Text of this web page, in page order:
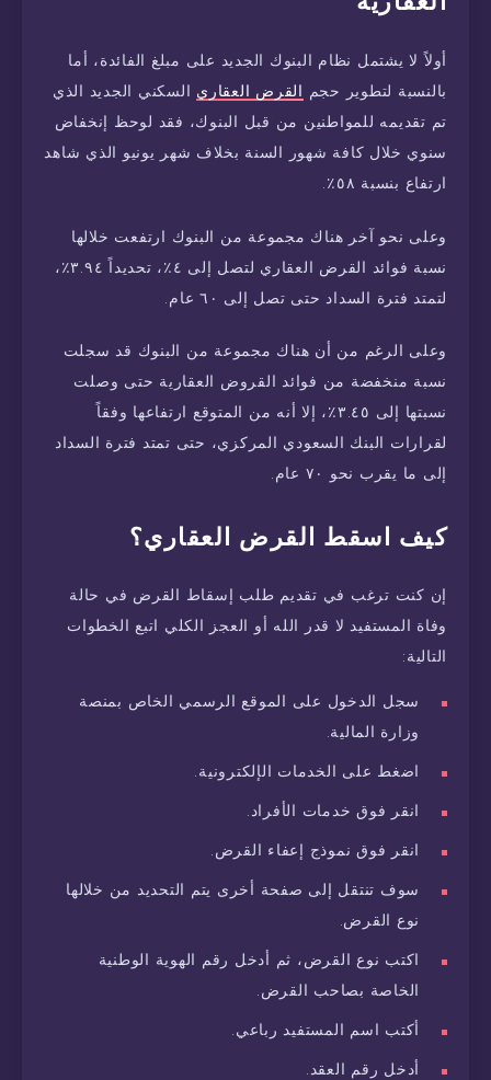
أولاً لا يشتمل نظام البنوك الجديد على مبلغ الفائدة، أما
بالنسبة لتطوير حجم القرض العقاري السكني الجديد الذي
تم تقديمه للمواطنين من قبل البنوك، فقد لوحظ إنخفاض
سنوي خلال كافة شهور السنة بخلاف شهر يونيو الذي شاهد
ارتفاع بنسبة ٥٨٪.
وعلى نحو آخر هناك مجموعة من البنوك ارتفعت خلالها
نسبة فوائد القرض العقاري لتصل إلى ٤٪، تحديداً ٣.٩٤٪،
لتمتد فترة السداد حتى تصل إلى ٦٠ عام.
وعلى الرغم من أن هناك مجموعة من البنوك قد سجلت
نسبة منخفضة من فوائد القروض العقارية حتى وصلت
نسبتها إلى ٣.٤٥٪، إلا أنه من المتوقع ارتفاعها وفقاً
لقرارات البنك السعودي المركزي، حتى تمتد فترة السداد
إلى ما يقرب نحو ٧٠ عام.
كيف اسقط القرض العقاري؟
إن كنت ترغب في تقديم طلب إسقاط القرض في حالة
وفاة المستفيد لا قدر الله أو العجز الكلي اتبع الخطوات
التالية:
سجل الدخول على الموقع الرسمي الخاص بمنصة
وزارة المالية.
اضغط على الخدمات الإلكترونية.
انقر فوق خدمات الأفراد.
انقر فوق نموذج إعفاء القرض.
سوف تنتقل إلى صفحة أخرى يتم التحديد من خلالها
نوع القرض.
اكتب نوع القرض، ثم أدخل رقم الهوية الوطنية
الخاصة بصاحب القرض.
أكتب اسم المستفيد رباعي.
أدخل رقم العقد.